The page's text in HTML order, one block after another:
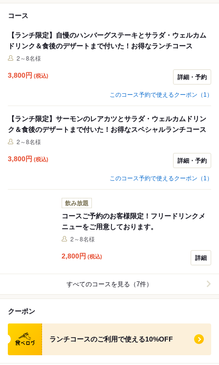
コース
【ランチ限定】自慢のハンバーグステーキとサラダ・ウェルカム
ドリンク＆食後のデザートまで付いた！お得なランチコース
2～8名様
3,800円 (税込) 詳細・予約
このコース予約で使えるクーポン（1）
【ランチ限定】サーモンのレアカツとサラダ・ウェルカムドリン
ク＆食後のデザートまで付いた！お得なスペシャルランチコース
2～8名様
3,800円 (税込) 詳細・予約
このコース予約で使えるクーポン（1）
飲み放題
コースご予約のお客様限定！フリードリンクメ
ニューをご用意しております。
2～8名様
2,800円 (税込) 詳細
すべてのコースを見る（7件）
クーポン
食べログ クーポン
ランチコースのご利用で使える10%OFF